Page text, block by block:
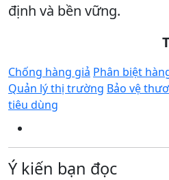
định và bền vững.
Chống hàng giả Phân biệt
Quản lý thị trường Bảo vệ
tiêu dùng
Ý kiến bạn đọc